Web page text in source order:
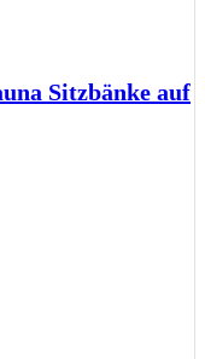
Sitzbänke auf